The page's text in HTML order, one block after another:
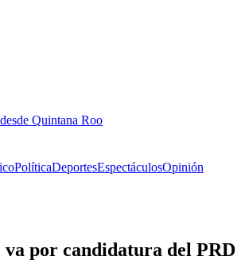
Quintana Roo
PolíticaDeportesEspectáculosOpinión
por candidatura del PRD